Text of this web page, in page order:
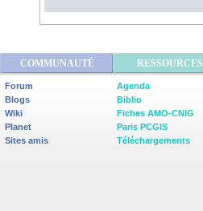
COMMUNAUTÉ RESSOURCES
Forum
Blogs
Wiki
Planet
Sites amis
Agenda
Biblio
Fiches AMO-CNIG
Paris PCGIS
Téléchargements